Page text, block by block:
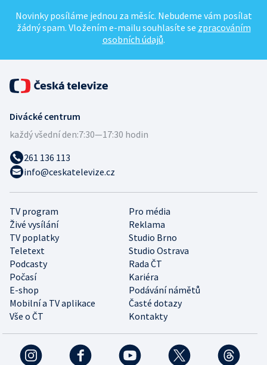
Novinky posíláme jednou za měsíc. Nebudeme vám posílat
žádný spam. Vložením e-mailu souhlasíte se zpracováním
osobních údajů.